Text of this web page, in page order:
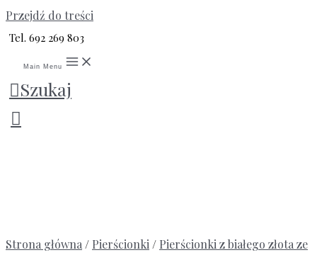
Przejdź do treści
Tel. 692 269 803
Main Menu
Szukaj
Strona główna / Pierścionki / Pierścionki z białego złota ze